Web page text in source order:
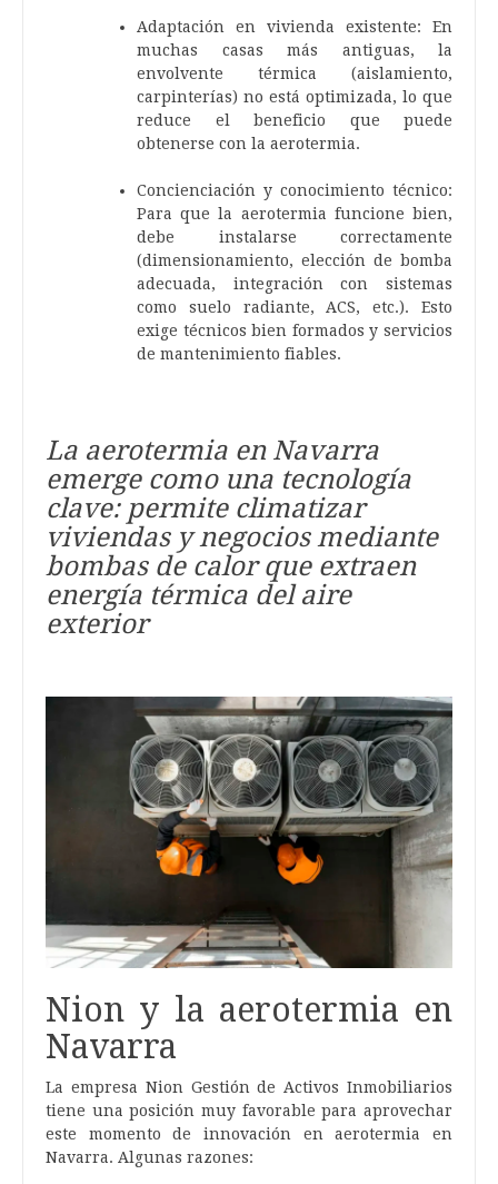
Adaptación en vivienda existente: En
muchas casas más antiguas, la
envolvente térmica (aislamiento,
carpinterías) no está optimizada, lo que
reduce el beneficio que puede
obtenerse con la aerotermia.
Concienciación y conocimiento técnico:
Para que la aerotermia funcione bien,
debe instalarse correctamente
(dimensionamiento, elección de bomba
adecuada, integración con sistemas
como suelo radiante, ACS, etc.). Esto
exige técnicos bien formados y servicios
de mantenimiento fiables.
La aerotermia en Navarra
emerge como una tecnología
clave: permite climatizar
viviendas y negocios mediante
bombas de calor que extraen
energía térmica del aire
exterior
Nion y la aerotermia en
Navarra
La empresa Nion Gestión de Activos Inmobiliarios
tiene una posición muy favorable para aprovechar
este momento de innovación en aerotermia en
Navarra. Algunas razones: